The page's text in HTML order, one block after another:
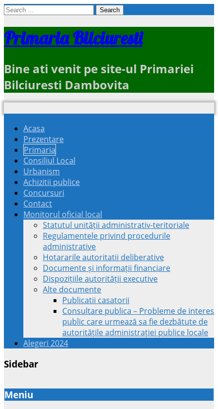
Search
Primaria Bilciuresti
Bine ati venit pe site-ul Primariei
Bilciuresti Dambovita
Acasa
Prezentare
Primaria
Consiliul Local
Urbanism
Achizitii publice
Concursuri
Contact
Monitorul oficial local
Statutul unității administrativ-teritoriale
Regulamentele privind procedurile
administrative
Hotararile autoritatii deliberative
Documente și informații financiare
Dispozițiile autorității executive
Alte documente
Publicatii casatorii
Consultare publica – Probleme de interes
public care urmează sa fie dezbătute de
autoritățile administrației publice locale
Alegeri 2024
Sidebar
Meniu